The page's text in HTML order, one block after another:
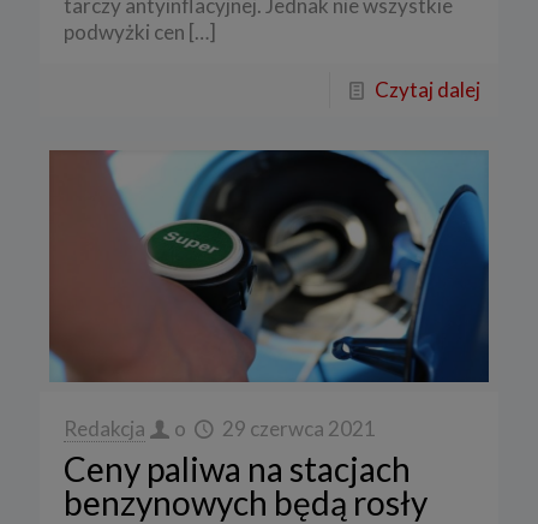
podwyżki cen […]
Czytaj dalej
Redakcja o 29 czerwca 2021
Ceny paliwa na stacjach
benzynowych będą rosły